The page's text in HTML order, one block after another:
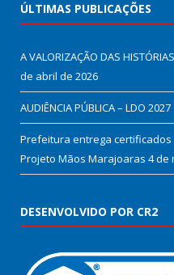
ÚLTIMAS PUBLICAÇÕES
A VALORIZAÇÃO DAS
de abril de 2026
AUDIÊNCIA PÚBLICA – LDO 2027
Prefeitura entrega
Projeto Mãos Marajoaras 4 de
DESENVOLVIDO POR CR2